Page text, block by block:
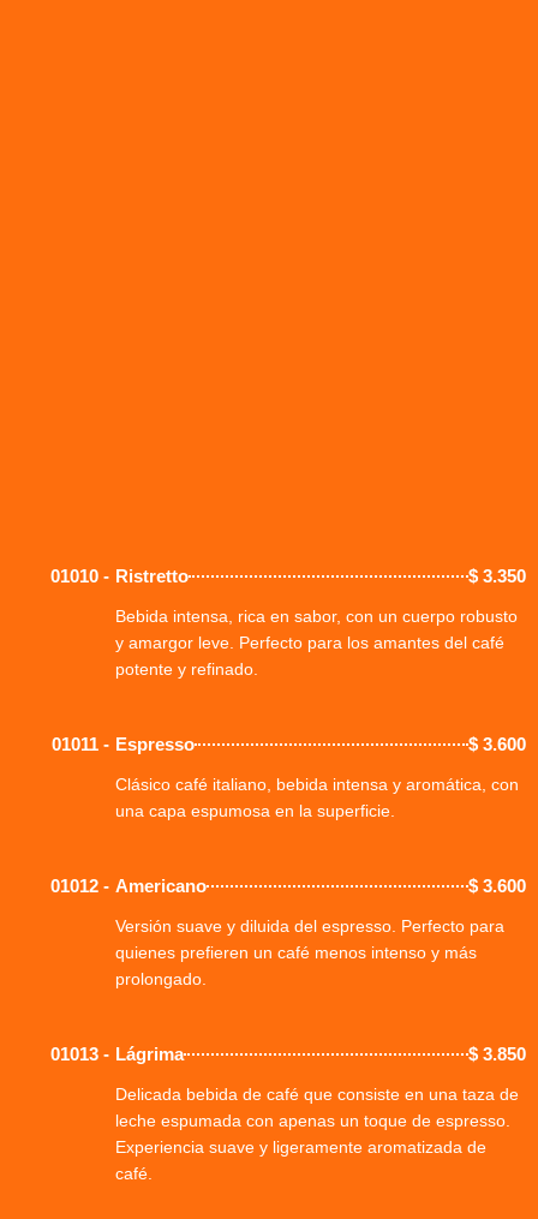
01010 - Ristretto $3.350
Bebida intensa, rica en sabor, con un cuerpo robusto
y amargor leve. Perfecto para los amantes del café
potente y refinado.
01011 - Espresso $3.600
Clásico café italiano, bebida intensa y aromática, con
una capa espumosa en la superficie.
01012 - Americano $3.600
Versión suave y diluida del espresso. Perfecto para
quienes prefieren un café menos intenso y más
prolongado.
01013 - Lágrima $3.850
Delicada bebida de café que consiste en una taza de
leche espumada con apenas un toque de espresso.
Experiencia suave y ligeramente aromatizada de
café.